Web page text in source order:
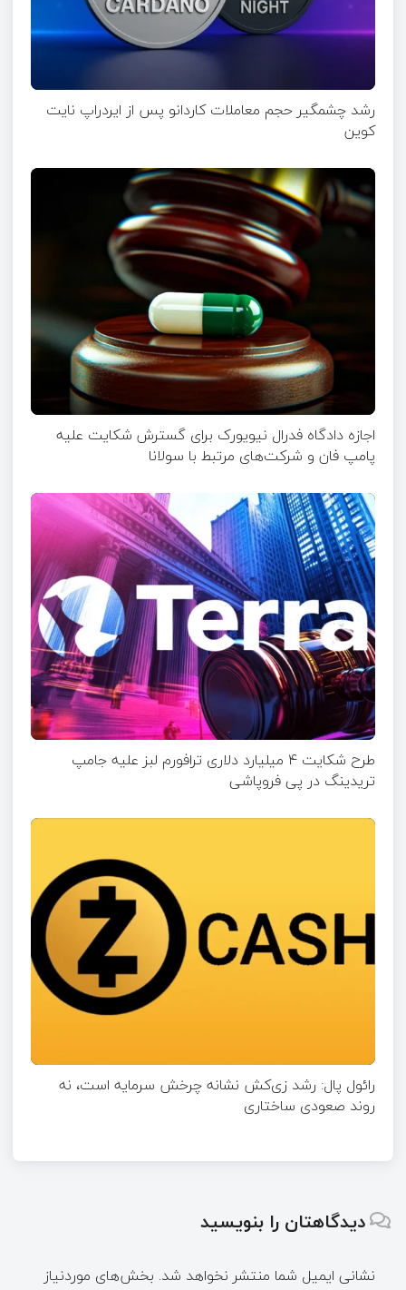
رشد چشمگیر حجم معاملات کاردانو پس از ایردراپ نایت‌
کوین
اجازه دادگاه فدرال نیویورک برای گسترش شکایت علیه
پامپ فان و شرکت‌های مرتبط با سولانا
طرح شکایت ۴ میلیارد دلاری ترافورم لبز علیه جامپ
تریدینگ در پی فروپاشی
رائول پال: رشد زی‌کش نشانه چرخش سرمایه است، نه
روند صعودی ساختاری
دیدگاهتان را بنویسید
نشانی ایمیل شما منتشر نخواهد شد. بخش‌های موردنیاز